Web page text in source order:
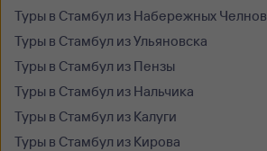
Туры в Стамбул из Набережных Челнов
Туры в Стамбул из Ульяновска
Туры в Стамбул из Пензы
Туры в Стамбул из Нальчика
Туры в Стамбул из Калуги
Туры в Стамбул из Кирова